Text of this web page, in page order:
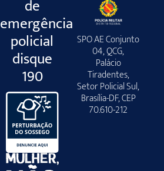
de
emergência
policial
disque
190
SPO AE Conjunto
04, QCG,
Palácio
Tiradentes,
Setor Policial Sul,
Brasília-DF, CEP
70.610-212